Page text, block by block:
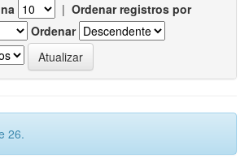
| Ordenar registros por
Ordenar
26.